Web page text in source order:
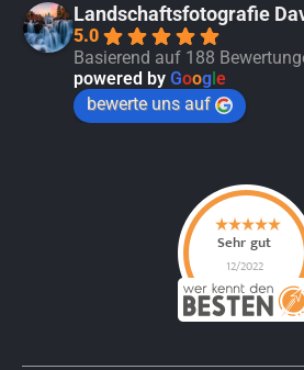
Landschaftsfotografie
5.0
Basierend auf 188
powered by Google
bewerte uns auf